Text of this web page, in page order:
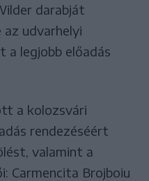
darabját
udvarhelyi
a legjobb előadás
a kolozsvári
rendezéséért
valamint a
Carmencita Brojboiu